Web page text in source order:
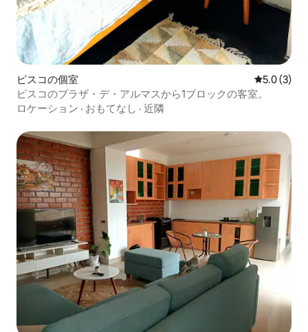
ピスコの個室 レビュー3
5.0 (3)
ピスコのプラザ・デ・アルマスから1ブロックの客室。
ロケーション · おもてなし · 近隣